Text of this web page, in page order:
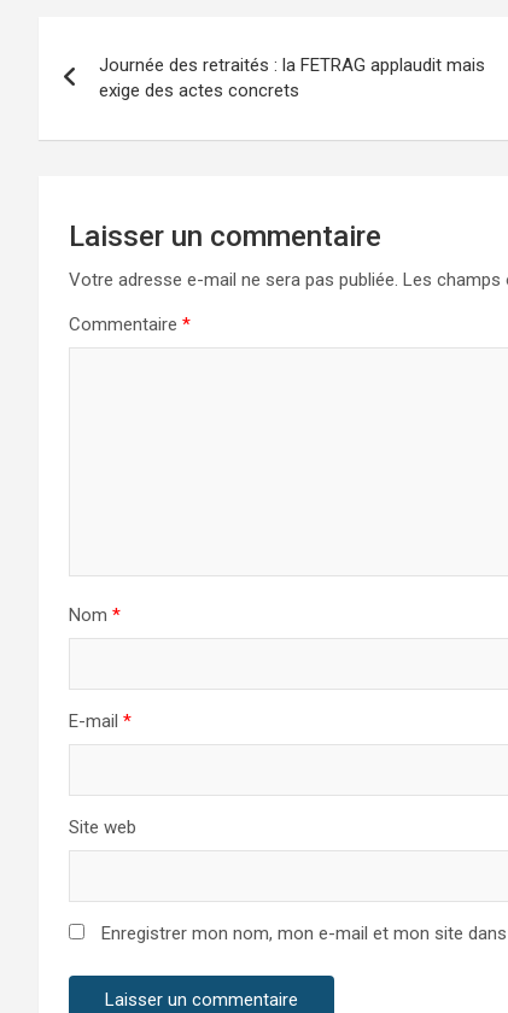
de
l’article
Journée des retraités : la FETRAG applaudit mais
exige des actes concrets
Laisser un commentaire
Votre adresse e-mail ne sera pas publiée. Les champs
Commentaire *
Nom *
E-mail *
Site web
Enregistrer mon nom, mon e-mail et mon site